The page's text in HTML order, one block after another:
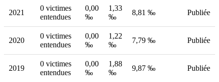
2021
0 victimes
entendues
0,00
‰
1,33
‰
8,81 ‰ Publiée
2020
0 victimes
entendues
0,00
‰
1,22
‰
7,79 ‰ Publiée
2019
0 victimes
entendues
0,00
‰
1,88
‰
9,87 ‰ Publiée